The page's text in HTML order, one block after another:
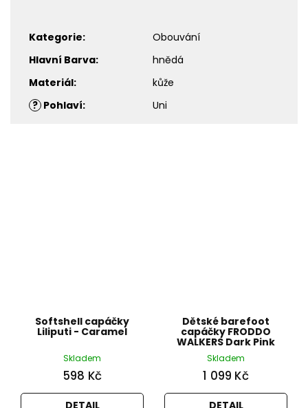
Kategorie:
Obouvání
Hlavní Barva:
hnědá
Materiál:
kůže
? Pohlaví: Uni
Softshell capáčky
Liliputi - Caramel
Skladem
598 Kč
Dětské barefoot
capáčky FRODDO
WALKERS Dark Pink
Skladem
1 099 Kč